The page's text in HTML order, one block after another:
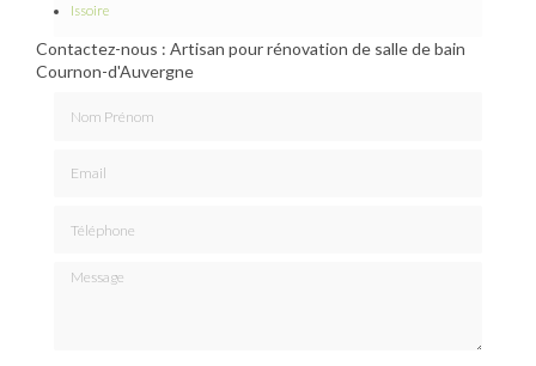
Issoire
Contactez-nous : Artisan pour rénovation de salle de bain
Cournon-d'Auvergne
Message